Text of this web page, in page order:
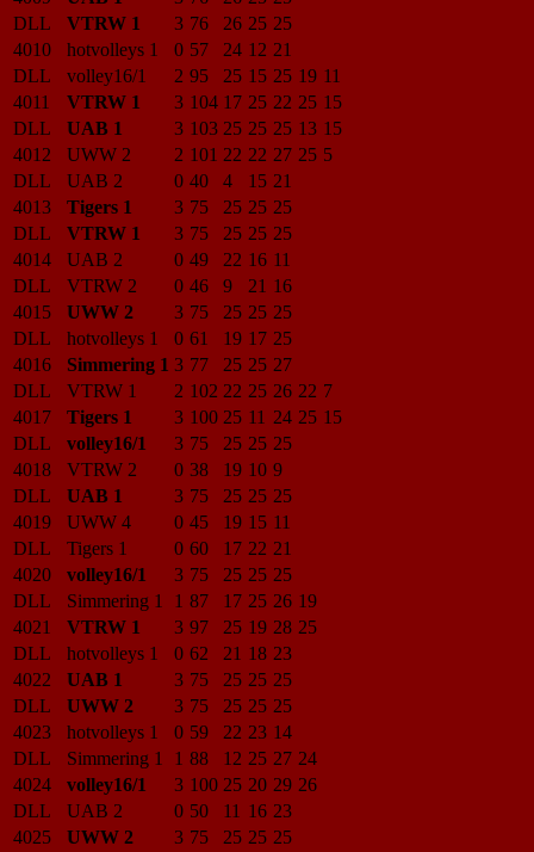
DLL
VTRW 1 3 76 26 25 25
4010
hotvolleys 1 0 57 24 12 21
DLL
volley16/1 2 95 25 15 25 19 11
4011
VTRW 1 3 104 17 25 22 25 15
DLL
UAB 1 3 103 25 25 25 13 15
4012
UWW 2 2 101 22 22 27 25 5
DLL
UAB 2 0 40 4 15 21
4013
Tigers 1 3 75 25 25 25
DLL
VTRW 1 3 75 25 25 25
4014
UAB 2 0 49 22 16 11
DLL
VTRW 2 0 46 9 21 16
4015
UWW 2 3 75 25 25 25
DLL
hotvolleys 1 0 61 19 17 25
4016
Simmering 1 3 77 25 25 27
DLL
VTRW 1 2 102 22 25 26 22 7
4017
Tigers 1 3 100 25 11 24 25 15
DLL
volley16/1 3 75 25 25 25
4018
VTRW 2 0 38 19 10 9
DLL
UAB 1 3 75 25 25 25
4019
UWW 4 0 45 19 15 11
DLL
Tigers 1 0 60 17 22 21
4020
volley16/1 3 75 25 25 25
DLL
Simmering 1 1 87 17 25 26 19
4021
VTRW 1 3 97 25 19 28 25
DLL
hotvolleys 1 0 62 21 18 23
4022
UAB 1 3 75 25 25 25
DLL
UWW 2 3 75 25 25 25
4023
hotvolleys 1 0 59 22 23 14
DLL
Simmering 1 1 88 12 25 27 24
4024
volley16/1 3 100 25 20 29 26
DLL
UAB 2 0 50 11 16 23
4025
UWW 2 3 75 25 25 25